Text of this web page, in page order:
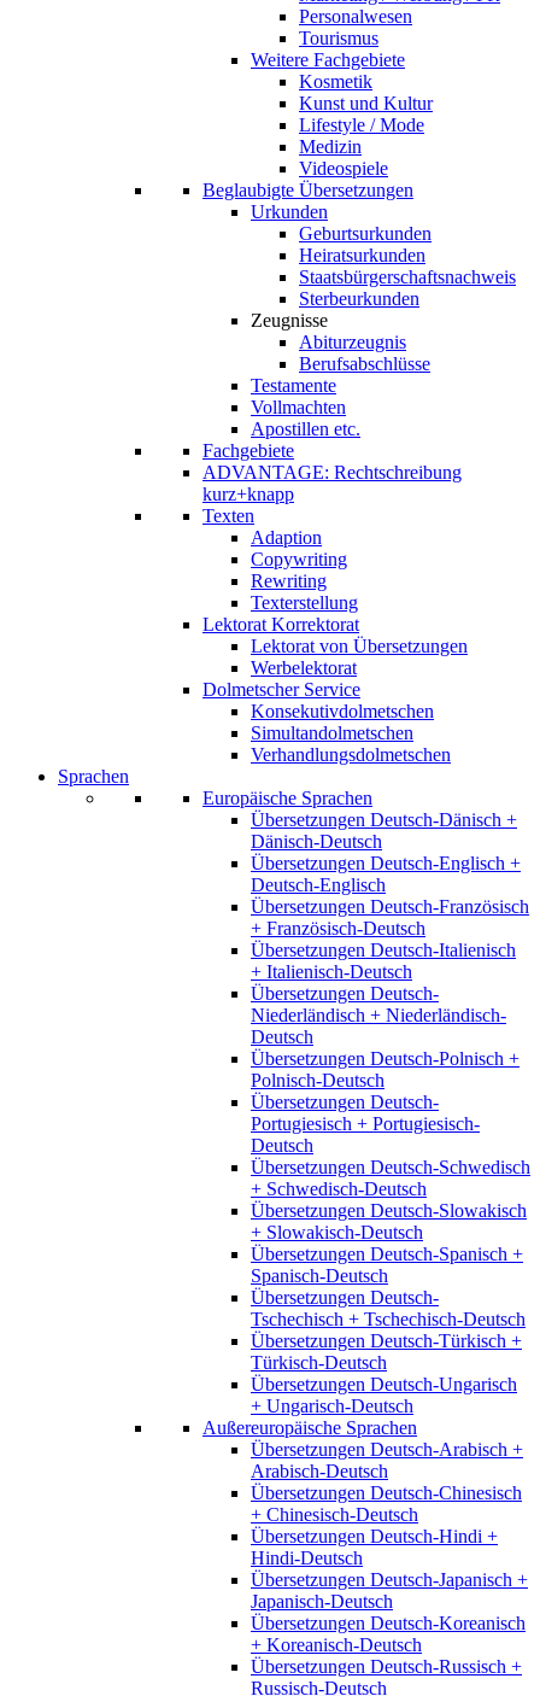
Personalwesen
Tourismus
Weitere Fachgebiete
Kosmetik
Kunst und Kultur
Lifestyle / Mode
Medizin
Videospiele
Beglaubigte Übersetzungen
Urkunden
Geburtsurkunden
Heiratsurkunden
Staatsbürgerschaftsnachweis
Sterbeurkunden
Zeugnisse
Abiturzeugnis
Berufsabschlüsse
Testamente
Vollmachten
Apostillen etc.
Fachgebiete
ADVANTAGE: Rechtschreibung
kurz+knapp
Texten
Adaption
Copywriting
Rewriting
Texterstellung
Lektorat Korrektorat
Lektorat von Übersetzungen
Werbelektorat
Dolmetscher Service
Konsekutivdolmetschen
Simultandolmetschen
Verhandlungsdolmetschen
Sprachen
Europäische Sprachen
Übersetzungen Deutsch-Dänisch +
Dänisch-Deutsch
Übersetzungen Deutsch-Englisch +
Deutsch-Englisch
Übersetzungen Deutsch-Französisch
+ Französisch-Deutsch
Übersetzungen Deutsch-Italienisch
+ Italienisch-Deutsch
Übersetzungen Deutsch-
Niederländisch + Niederländisch-
Deutsch
Übersetzungen Deutsch-Polnisch +
Polnisch-Deutsch
Übersetzungen Deutsch-
Portugiesisch + Portugiesisch-
Deutsch
Übersetzungen Deutsch-Schwedisch
+ Schwedisch-Deutsch
Übersetzungen Deutsch-Slowakisch
+ Slowakisch-Deutsch
Übersetzungen Deutsch-Spanisch +
Spanisch-Deutsch
Übersetzungen Deutsch-
Tschechisch + Tschechisch-Deutsch
Übersetzungen Deutsch-Türkisch +
Türkisch-Deutsch
Übersetzungen Deutsch-Ungarisch
+ Ungarisch-Deutsch
Außereuropäische Sprachen
Übersetzungen Deutsch-Arabisch +
Arabisch-Deutsch
Übersetzungen Deutsch-Chinesisch
+ Chinesisch-Deutsch
Übersetzungen Deutsch-Hindi +
Hindi-Deutsch
Übersetzungen Deutsch-Japanisch +
Japanisch-Deutsch
Übersetzungen Deutsch-Koreanisch
+ Koreanisch-Deutsch
Übersetzungen Deutsch-Russisch +
Russisch-Deutsch